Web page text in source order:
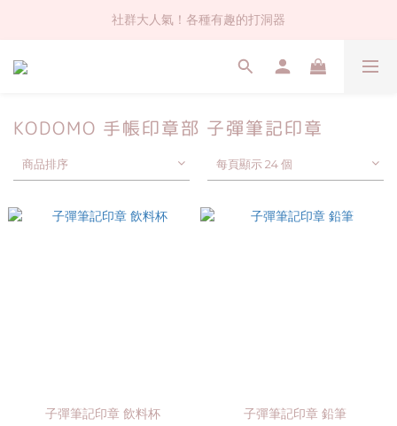
社群大人氣！各種有趣的打洞器
社群大人氣！各種有趣的打洞器
超值$59人氣日本製貼紙！還不買爆
社群大人氣！各種有趣的打洞器
KODOMO 手帳印章部 子彈筆記印章
商品排序 每頁顯示 24 個
子彈筆記印章 飲料杯 子彈筆記印章 鉛筆